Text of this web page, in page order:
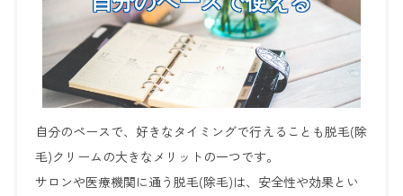
自分のペースで、好きなタイミングで行えることも脱毛(除
毛)クリームの大きなメリットの一つです。
サロンや医療機関に通う脱毛(除毛)は、安全性や効果とい